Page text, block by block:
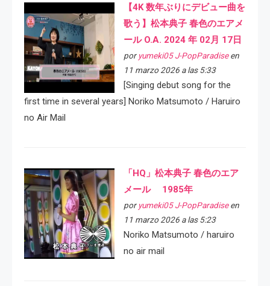
【4K 数年ぶりにデビュー曲を
歌う】松本典子 春色のエアメ
ール O.A. 2024 年 02月 17日
por yumeki05 J-PopParadiseen
11 marzo 2026 a las 5:33
[Singing debut song for the
first time in several years] Noriko Matsumoto / Haruiro
no Air Mail
「HQ」松本典子 春色のエア
メール 1985年
por yumeki05 J-PopParadiseen
11 marzo 2026 a las 5:23
Noriko Matsumoto / haruiro
no air mail